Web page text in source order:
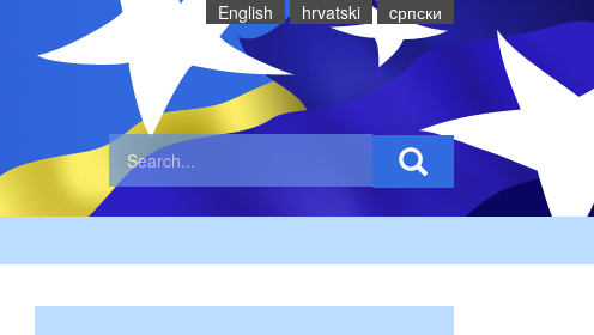
English hrvatski cрпски